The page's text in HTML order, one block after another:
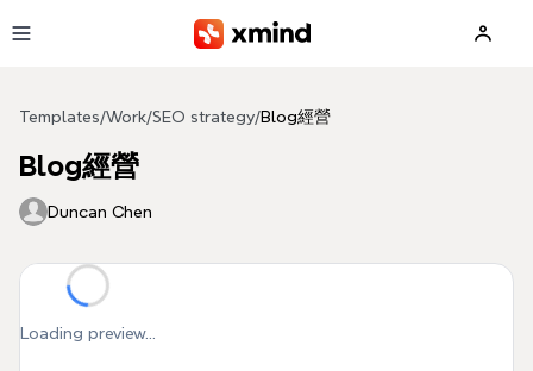
Templates/Work/SEO strategy/Blog經營
Blog經營
Duncan Chen
Loading preview...